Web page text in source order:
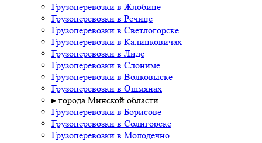
Грузоперевозки в Жлобине
Грузоперевозки в Речице
Грузоперевозки в Светлогорске
Грузоперевозки в Калинковичах
Грузоперевозки в Лиде
Грузоперевозки в Слониме
Грузоперевозки в Волковыске
Грузоперевозки в Ошмянах
▸ города Минской области
Грузоперевозки в Борисове
Грузоперевозки в Солигорске
Грузоперевозки в Молодечно